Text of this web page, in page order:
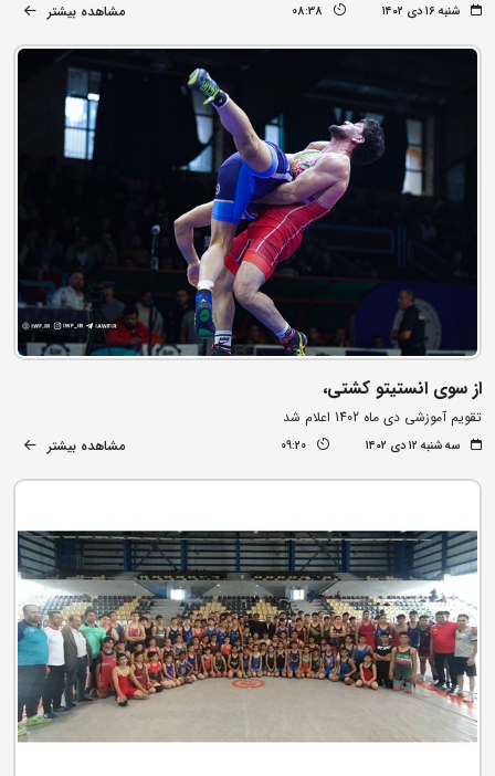
شنبه ۱۶ دی ۱۴۰۲ 08:38 مشاهده بیشتر
از سوی انستیتو کشتی،
تقویم آموزشی دی ماه 1402 اعلام شد
سه شنبه ۱۲ دی ۱۴۰۲ 09:20 مشاهده بیشتر